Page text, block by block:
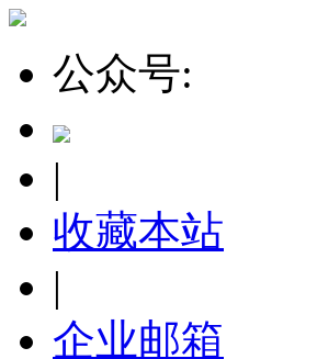
公众号:
|
收藏本站
|
企业邮箱